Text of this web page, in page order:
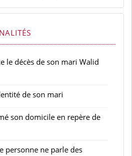
le décès de son mari Walid
de son mari
son domicile en repère de
personne ne parle des